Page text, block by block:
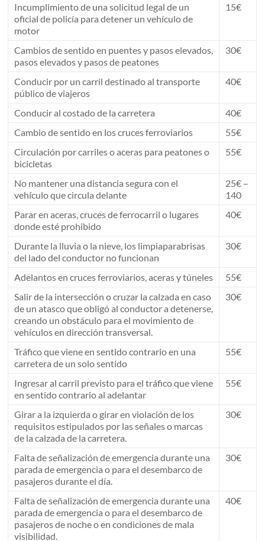
Incumplimiento de una solicitud legal de un
oficial de policía para detener un vehículo de
motor
15€
Cambios de sentido en puentes y pasos elevados,
pasos elevados y pasos de peatones
30€
Conducir por un carril destinado al transporte
público de viajeros
40€
Conducir al costado de la carretera
40€
Cambio de sentido en los cruces ferroviarios
55€
Circulación por carriles o aceras para peatones o
bicicletas
55€
No mantener una distancia segura con el
vehículo que circula delante
25€ –
140
Parar en aceras, cruces de ferrocarril o lugares
donde esté prohibido
40€
Durante la lluvia o la nieve, los limpiaparabrisas
del lado del conductor no funcionan
30€
Adelantos en cruces ferroviarios, aceras y túneles
55€
Salir de la intersección o cruzar la calzada en caso
de un atasco que obligó al conductor a detenerse,
creando un obstáculo para el movimiento de
vehículos en dirección transversal.
30€
Tráfico que viene en sentido contrario en una
carretera de un solo sentido
55€
Ingresar al carril previsto para el tráfico que viene
en sentido contrario al adelantar
55€
Girar a la izquierda o girar en violación de los
requisitos estipulados por las señales o marcas
de la calzada de la carretera.
30€
Falta de señalización de emergencia durante una
parada de emergencia o para el desembarco de
pasajeros durante el día.
30€
Falta de señalización de emergencia durante una
parada de emergencia o para el desembarco de
pasajeros de noche o en condiciones de mala
visibilidad.
40€